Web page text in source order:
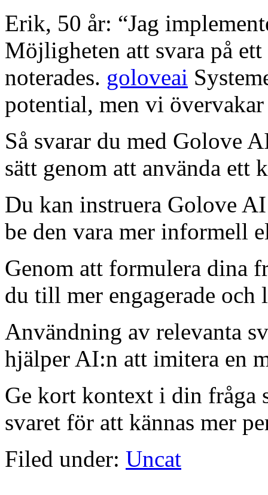
Erik, 50 år: “Jag
Möjligheten att svara på
noterades. goloveai
potential, men vi
Så svarar du med Golove
sätt genom att använda
Du kan instruera Golove
be den vara mer informell
Genom att formulera dina
du till mer engagerade och
Användning av relevanta
hjälper AI:n att imitera en
Ge kort kontext i din fråga
svaret för att kännas mer
Filed under: Uncat